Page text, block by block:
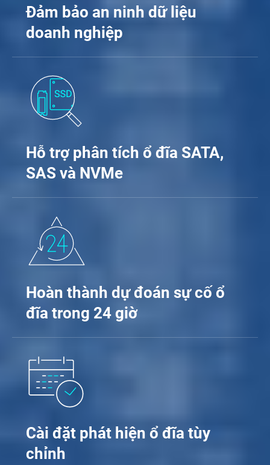
Đảm bảo an ninh dữ liệu
doanh nghiệp
Hỗ trợ phân tích ổ đĩa SATA,
SAS và NVMe
Hoàn thành dự đoán sự cố ổ
đĩa trong 24 giờ
Cài đặt phát hiện ổ đĩa tùy
chỉnh